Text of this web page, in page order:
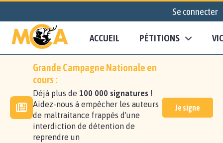
Se connecter
ACCUEIL PÉTITIONS
Grande Campagne Nationale en
cours :
Déjà plus de 100 000 signatures !
Aidez-nous à empêcher les auteurs
de maltraitance frappés d'une
interdiction de détention de
reprendre un
Je signe